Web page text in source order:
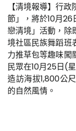
【清境報導】行
節」，將於10月
戀清境」活動，除
境社區民族舞蹈班
力推草包等趣味闖
民眾在10月25日(
造訪海拔1,800公
的自然風情。